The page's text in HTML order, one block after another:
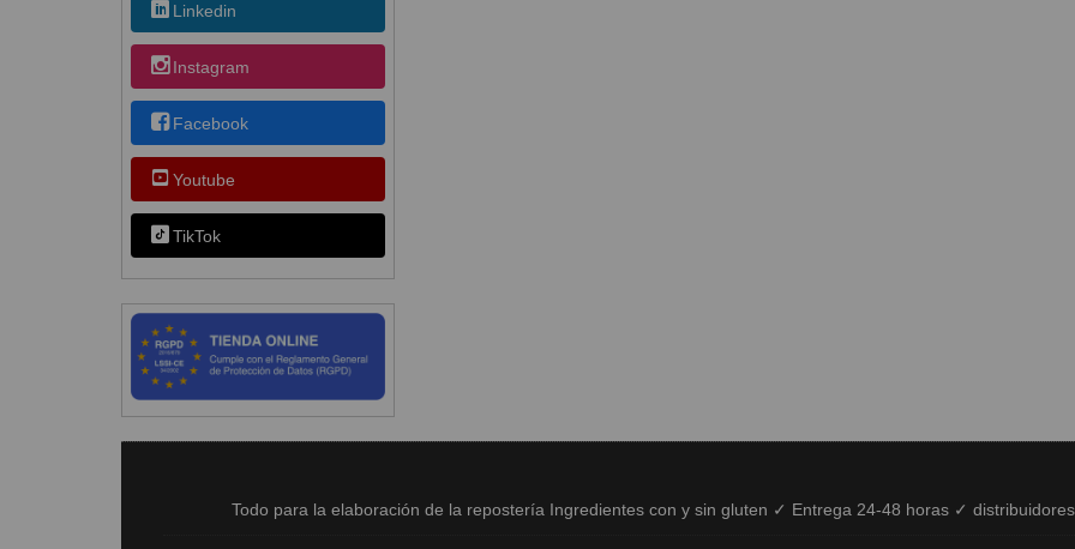
Linkedin
Instagram
Facebook
Youtube
TikTok
Todo para la elaboración de la repostería Ingredientes con y sin gluten ✓ Entrega 24-48 horas ✓